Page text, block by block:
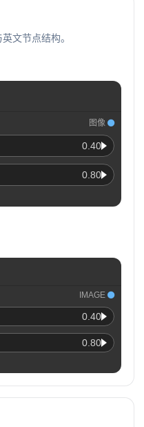
文节点结构。
图像
0.40
0.80
IMAGE
0.40
0.80